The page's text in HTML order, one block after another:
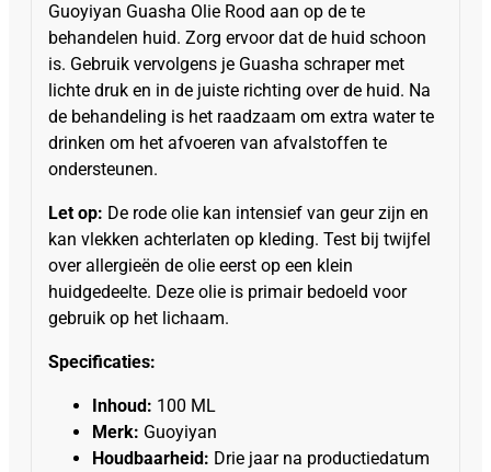
Guoyiyan Guasha Olie Rood aan op de te
behandelen huid. Zorg ervoor dat de huid schoon
is. Gebruik vervolgens je Guasha schraper met
lichte druk en in de juiste richting over de huid. Na
de behandeling is het raadzaam om extra water te
drinken om het afvoeren van afvalstoffen te
ondersteunen.
Let op: De rode olie kan intensief van geur zijn en
kan vlekken achterlaten op kleding. Test bij twijfel
over allergieën de olie eerst op een klein
huidgedeelte. Deze olie is primair bedoeld voor
gebruik op het lichaam.
Specificaties:
Inhoud: 100 ML
Merk: Guoyiyan
Houdbaarheid: Drie jaar na productiedatum